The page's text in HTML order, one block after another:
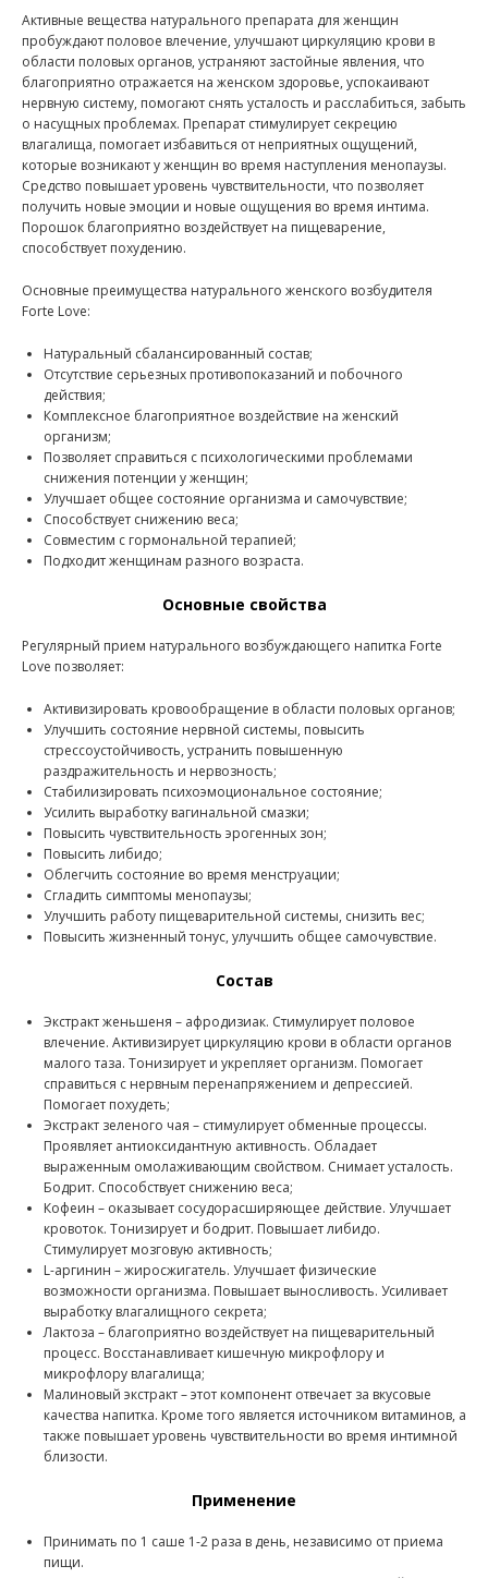
Активные вещества натурального препарата для женщин
пробуждают половое влечение, улучшают циркуляцию крови в
области половых органов, устраняют застойные явления, что
благоприятно отражается на женском здоровье, успокаивают
нервную систему, помогают снять усталость и расслабиться, забыть
о насущных проблемах. Препарат стимулирует секрецию
влагалища, помогает избавиться от неприятных ощущений,
которые возникают у женщин во время наступления менопаузы.
Средство повышает уровень чувствительности, что позволяет
получить новые эмоции и новые ощущения во время интима.
Порошок благоприятно воздействует на пищеварение,
способствует похудению.
Основные преимущества натурального женского возбудителя
Forte Love:
Натуральный сбалансированный состав;
Отсутствие серьезных противопоказаний и побочного
действия;
Комплексное благоприятное воздействие на женский
организм;
Позволяет справиться с психологическими проблемами
снижения потенции у женщин;
Улучшает общее состояние организма и самочувствие;
Способствует снижению веса;
Совместим с гормональной терапией;
Подходит женщинам разного возраста.
Основные свойства
Регулярный прием натурального возбуждающего напитка Forte
Love позволяет:
Активизировать кровообращение в области половых органов;
Улучшить состояние нервной системы, повысить
стрессоустойчивость, устранить повышенную
раздражительность и нервозность;
Стабилизировать психоэмоциональное состояние;
Усилить выработку вагинальной смазки;
Повысить чувствительность эрогенных зон;
Повысить либидо;
Облегчить состояние во время менструации;
Сгладить симптомы менопаузы;
Улучшить работу пищеварительной системы, снизить вес;
Повысить жизненный тонус, улучшить общее самочувствие.
Состав
Экстракт женьшеня – афродизиак. Стимулирует половое
влечение. Активизирует циркуляцию крови в области органов
малого таза. Тонизирует и укрепляет организм. Помогает
справиться с нервным перенапряжением и депрессией.
Помогает похудеть;
Экстракт зеленого чая – стимулирует обменные процессы.
Проявляет антиоксидантную активность. Обладает
выраженным омолаживающим свойством. Снимает усталость.
Бодрит. Способствует снижению веса;
Кофеин – оказывает сосудорасширяющее действие. Улучшает
кровоток. Тонизирует и бодрит. Повышает либидо.
Стимулирует мозговую активность;
L-аргинин – жиросжигатель. Улучшает физические
возможности организма. Повышает выносливость. Усиливает
выработку влагалищного секрета;
Лактоза – благоприятно воздействует на пищеварительный
процесс. Восстанавливает кишечную микрофлору и
микрофлору влагалища;
Малиновый экстракт – этот компонент отвечает за вкусовые
качества напитка. Кроме того является источником витаминов, а
также повышает уровень чувствительности во время интимной
близости.
Применение
Принимать по 1 саше 1-2 раза в день, независимо от приема
пищи.